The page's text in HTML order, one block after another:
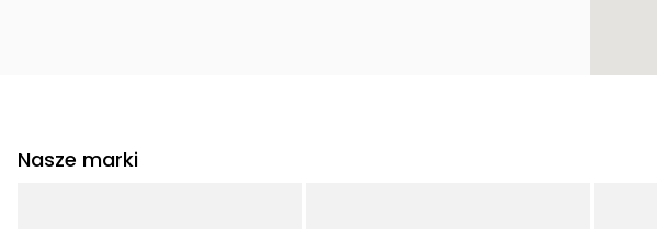
Nasze marki